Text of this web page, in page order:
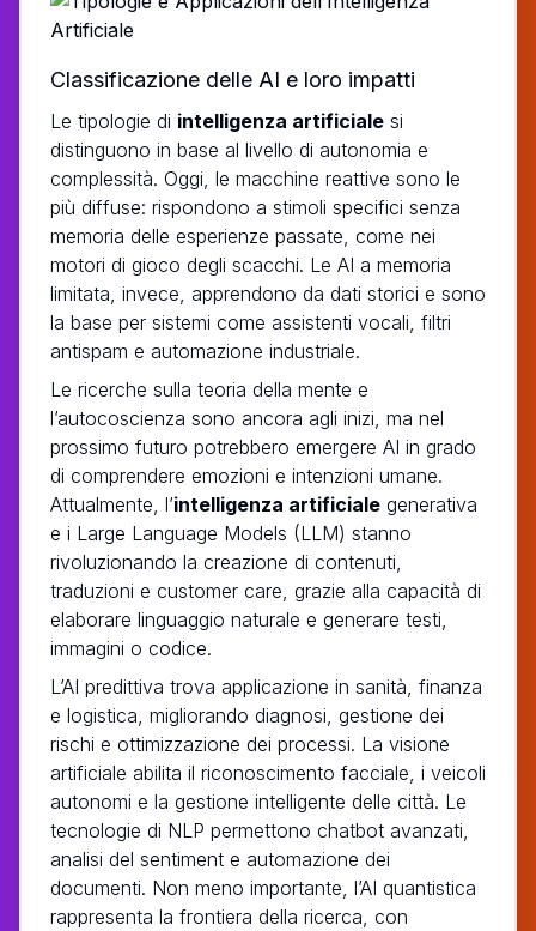
Classificazione delle AI e loro impatti
Le tipologie di intelligenza artificiale si
distinguono in base al livello di autonomia e
complessità. Oggi, le macchine reattive sono le
più diffuse: rispondono a stimoli specifici senza
memoria delle esperienze passate, come nei
motori di gioco degli scacchi. Le AI a memoria
limitata, invece, apprendono da dati storici e sono
la base per sistemi come assistenti vocali, filtri
antispam e automazione industriale.
Le ricerche sulla teoria della mente e
l’autocoscienza sono ancora agli inizi, ma nel
prossimo futuro potrebbero emergere AI in grado
di comprendere emozioni e intenzioni umane.
Attualmente, l’intelligenza artificiale generativa
e i Large Language Models (LLM) stanno
rivoluzionando la creazione di contenuti,
traduzioni e customer care, grazie alla capacità di
elaborare linguaggio naturale e generare testi,
immagini o codice.
L’AI predittiva trova applicazione in sanità, finanza
e logistica, migliorando diagnosi, gestione dei
rischi e ottimizzazione dei processi. La visione
artificiale abilita il riconoscimento facciale, i veicoli
autonomi e la gestione intelligente delle città. Le
tecnologie di NLP permettono chatbot avanzati,
analisi del sentiment e automazione dei
documenti. Non meno importante, l’AI quantistica
rappresenta la frontiera della ricerca, con